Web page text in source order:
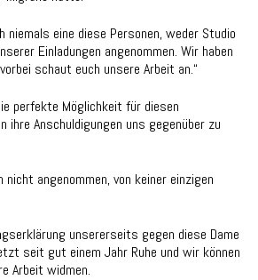
eine diese Personen, weder Studio
Einladungen angenommen. Wir haben
schaut euch unsere Arbeit an.“
perfekte Möglichkeit für diesen
ihre Anschuldigungen uns gegenüber zu
nicht angenommen, von keiner einzigen
unsererseits gegen diese Dame
seit gut einem Jahr Ruhe und wir können
Arbeit widmen.